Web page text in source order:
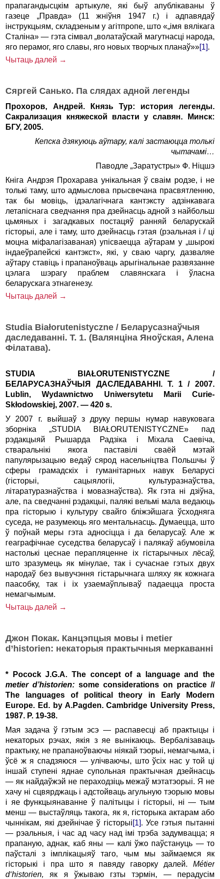
прапагандысцкім артыкуле, які быў апублікаваны ў
газеце „Правда» (11 жніўня 1947 г.) і адпавядаў
інструкцыям, складзеным у агітпропе, што «„імя вялікага
Сталіна» — гэта сімвал „волатаўскай магутнасці народа,
яго перамог, яго славы, яго новых творчых планаў»»[1].
Чытаць далей →
Сяргей Санько. Па слядах адной легенды
Прохоров, Андрей. Князь Тур: история легенды.
Сакрализация княжеской власти у славян. Минск:
БГУ, 2005.
Кепска дзякуюць аўтару, калі застаюцца толькі
чытачамі…
Паводле „Заратустры» Ф. Ніцшэ
Кніга Андрэя Прохарава унікальная ў сваім родзе, і не
толькі таму, што адмыслова прысвечана прасвятленню,
так бы мовіць, ідэалагічнага кантэксту адзінкавага
летапіснага сведчання пра дзейнасць адной з найбольш
цьмяных і загадкавых постацяў ранняй беларускай
гісторыі, але і таму, што дзейнасць гэтая (рэальная і / ці
моцна міфалагізаваная) упісваецца аўтарам у „шырокі
індаеўрапейскі кантэкст», які, у сваю чаргу, дазваляе
аўтару ставіць і прапаноўваць арыгінальнае развязанне
цэлага шэрагу праблем славянскага і ўласна
беларускага этнагенезу.
Чытаць далей →
Studia Białorutenistyczne / Беларусазнаўчыя
даследаванні. T. 1. (Валянціна Яноўская, Алена
Філатава).
STUDIA BIAŁORUTENISTYCZNE /
БЕЛАРУСАЗНАЎЧЫЯ ДАСЛЕДАВАННІ. T. 1 / 2007.
Lublin, Wydawnictwo Uniwersytetu Marii Curie-
Skłodowskiej, 2007. — 420 s.
У 2007 г. выйшаў з друку першы нумар навуковага
зборніка „STUDIA BIAŁORUTENISTYCZNE» пад
рэдакцыяй Рышарда Радзіка і Міхала Саевіча,
стваральнікі якога паставілі сваёй мэтай
папулярызацыю ведаў сярод насельніцтва Польшчы ў
сферы грамадскіх і гуманітарных навук Беларусі
(гісторыі, сацыялогіі, культуразнаўства,
літаратуразнаўства і мовазнаўства). Як гэта ні дзіўна,
але, па сведчанні рэдакцыі, палякі вельмі мала ведаюць
пра гісторыю i культуру свайго бліжэйшага ўсходняга
суседа, не разумеюць яго ментальнасць. Думаецца, што
ў поўнай меры гэта адносіцца і да беларусаў. Але ж
геаграфічнае суседства беларусаў і палякаў абумовіла
настолькі цеснае перапляценне іх гістарычных лёсаў,
што зразумець як мінулае, так і сучаснае гэтых двух
народаў без вывучэння гістарычнага шляху як кожнага
паасобку, так і іх узаемаўплываў падаецца проста
немагчымым.
Чытаць далей →
Джон Покак. Канцэпцыя мовы і metier
d’historien: некаторыя практычныя меркаванні
* Pocock J.G.A. The concept of a language and the
metier d’historien:some considerations on practice //
The languages of political theory in Ear­ly Modern
Europe. Ed. by A.Pagden. Cambridge University Press,
1987. P. 19-38.
Мая задача ў гэтым эсэ — распавесці аб практыцы i
некаторых рэчах, якія з яе вынікаюць. Вербалізаваць
практыку, не прапаноўваючы ніякай тэорыі, немагчыма, і
ўсё ж я спадзяюся — улічваючы, што ўсіх нас у той ці
іншай ступенi яднае супольная практычная дзейнасць
— як найдаўжэй не пераходзіць межаў мэтатэорыі. Я не
хачу ні сцвярджаць i адстойваць агульную тэорыю мовы
i яе функцыянаванне ў палітыцы і гісторыі, ні — тым
менш — выстаўляць такога, як я, гісторыка актарам або
чыннікам, які дзейнічае ў гісторыі[1]. Усе гэтыя пытанні
— рэальныя, i час ад часу над імі трэба задумвацца; я
прапаную, аднак, каб яны — калі ўжо паўстануць — то
паўсталі з імплікацыяў таго, чым мы займаемся як
гісторыкі i пра што я павяду гаворку далей. Métier
d‘historien, як я ўжываю гзты тэрмін, — перадусім